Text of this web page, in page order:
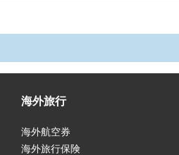
海外旅行
海外航空券
海外旅行保険